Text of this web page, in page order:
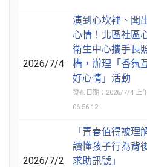
2026/7/4
演到心坎裡、聞
心情！北區社區
衛生中心攜手長
構，辦理「香氛
好心情」活動
發布日期：2026/7/4 上
06:56:12
2026/7/2
「青春值得被理
讀懂孩子行為背
求助訊號」